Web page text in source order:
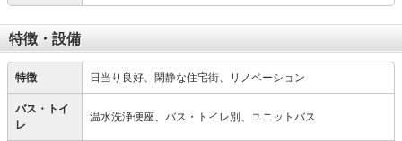
特徴・設備
特徴 日当り良好、閑静な住宅街、リノベーション
バス・トイ
レ
温水洗浄便座、バス・トイレ別、ユニットバス